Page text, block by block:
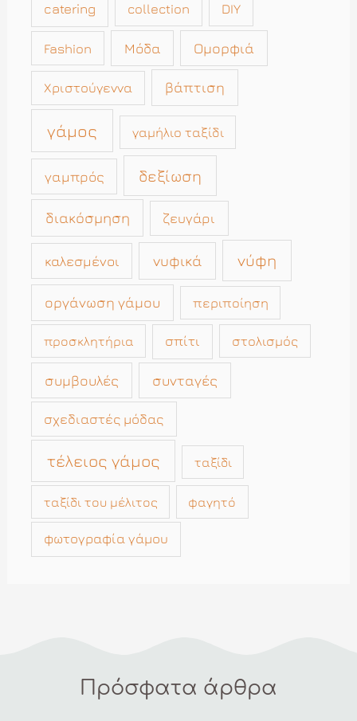
catering collection DIY
Fashion Μόδα Ομορφιά
Χριστούγεννα βάπτιση
γάμος γαμήλιο ταξίδι
γαμπρός δεξίωση
διακόσμηση ζευγάρι
καλεσμένοι νυφικά νύφη
οργάνωση γάμου περιποίηση
προσκλητήρια σπίτι στολισμός
συμβουλές συνταγές
σχεδιαστές μόδας
τέλειος γάμος ταξίδι
ταξίδι του μέλιτος φαγητό
φωτογραφία γάμου
Πρόσφατα άρθρα